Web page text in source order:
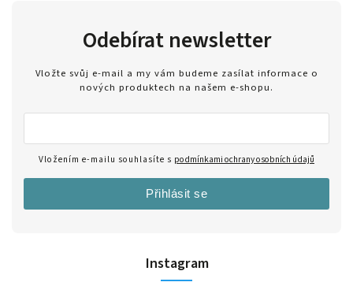
Instagram
Odebírat newsletter
Vložte svůj e-mail a my vám budeme zasílat informace o
nových produktech na našem e-shopu.
Vložením e-mailu souhlasíte s podmínkami ochrany osobních údajů
Přihlásit se